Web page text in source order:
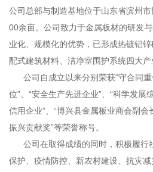
公司总部与制造基地位于山东省滨州
00余亩。公司致力于金属板材的研发
业化、规模化的优势，已形成热镀铝
配式建筑材料、洁净室围护系统四大产
公司自成立以来分别荣获“守合同重
位”、“安全生产先进企业”、“科学发展
信用企业”、“博兴县金属板业商会副会
振兴贡献奖”等荣誉称号。
公司在取得成绩的同时，积极履行
保护、疫情防控、新农村建设、抗灾